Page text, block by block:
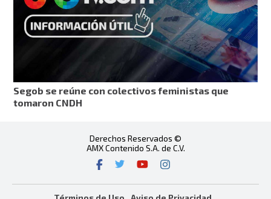
Segob se reúne con colectivos feministas que
tomaron CNDH
Derechos Reservados ©
AMX Contenido S.A. de C.V.